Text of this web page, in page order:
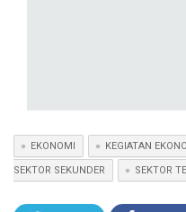
EKONOMI KEGIATAN
SEKTOR SEKUNDER SEKTOR